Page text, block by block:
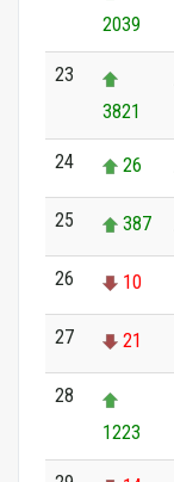
2039
23
3821
24 26
25 387
26 10
27 21
28
1223